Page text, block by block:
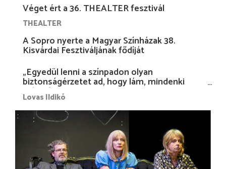
Véget ért a 36. THEALTER fesztivál
THEALTER
A Sopro nyerte a Magyar Színházak 38.
Kisvárdai Fesztiváljának fődíját
„Egyedül lenni a színpadon olyan
biztonságérzetet ad, hogy lám, mindenki
más nélkül is megvagyok magammal…”
Lovas Ildikó